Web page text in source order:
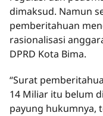
dimaksud. Namun
pemberitahuan
rasionalisasi
DPRD Kota Bima.
“Surat
14 Miliar itu belum
payung hukumnya,